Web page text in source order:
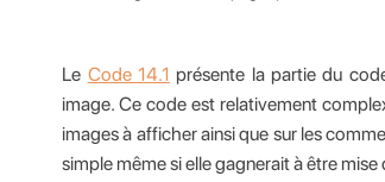
Le Code 14.1 présente la partie du
image. Ce code est relativement
images à afficher ainsi que sur les
simple même si elle gagnerait à être